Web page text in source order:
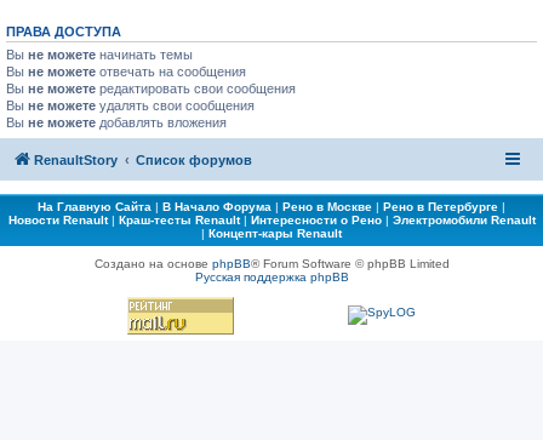
ПРАВА ДОСТУПА
Вы не можете начинать темы
Вы не можете отвечать на сообщения
Вы не можете редактировать свои сообщения
Вы не можете удалять свои сообщения
Вы не можете добавлять вложения
RenaultStory Список форумов
На Главную Сайта | В Начало Форума | Рено в Москве | Рено в Петербурге |
Новости Renault| Краш-тесты Renault| Интересности о Рено| Электромобили Renault
| Концепт-кары Renault
Создано на основе phpBB® Forum Software © phpBB Limited
Русская поддержка phpBB